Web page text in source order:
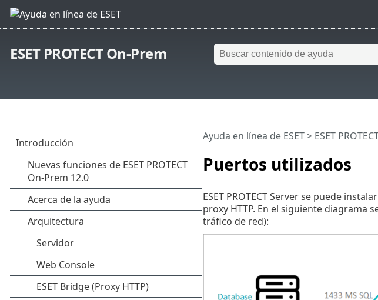
ESET PROTECT On-Prem
Puertos utilizados
Ayuda en línea de ESET> ESET
ESET PROTECT Server se puede
proxy HTTP. En el siguiente diagrama
tráfico de red):